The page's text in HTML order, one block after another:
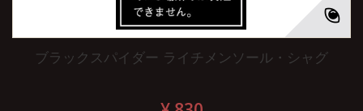
ブラックスパイダー ライチメンソール・シャグ